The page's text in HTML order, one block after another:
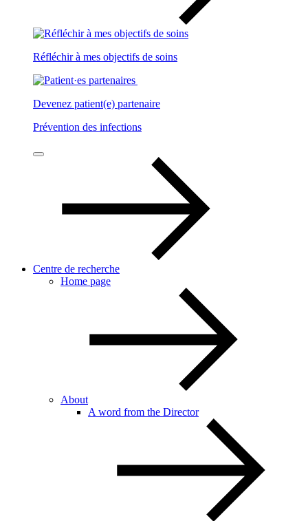
Réfléchir à mes objectifs de soins
Devenez patient(e) partenaire
Prévention des infections
Centre de recherche
Home page
About
A word from the Director